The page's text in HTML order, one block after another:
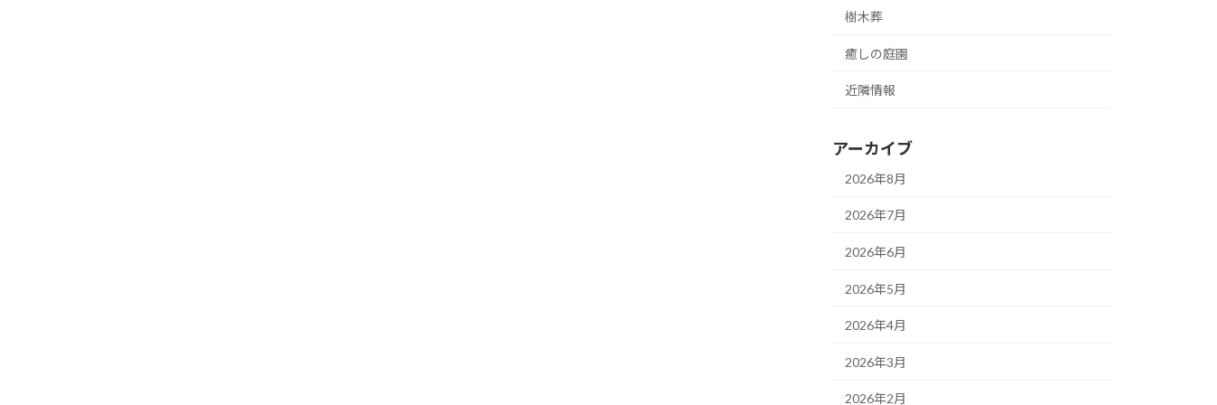
樹木葬
癒しの庭園
近隣情報
アーカイブ
2026年8月
2026年7月
2026年6月
2026年5月
2026年4月
2026年3月
2026年2月